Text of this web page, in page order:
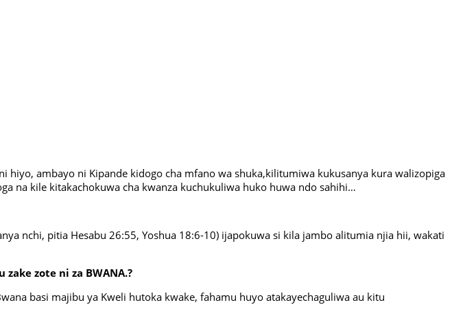
ambayo ni Kipande kidogo cha mfano wa shuka,kilitumiwa kukusanya kura walizopiga
na kile kitakachokuwa cha kwanza kuchukuliwa huko huwa ndo sahihi…
nchi, pitia Hesabu 26:55, Yoshua 18:6-10) ijapokuwa si kila jambo alitumia njia hii, wakati
zote ni za BWANA.?
basi majibu ya Kweli hutoka kwake, fahamu huyo atakayechaguliwa au kitu